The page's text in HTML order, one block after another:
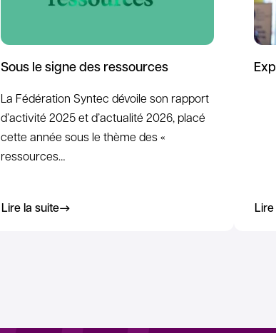
Sous le signe des ressources
La Fédération Syntec dévoile son rapport
d’activité 2025 et d’actualité 2026, placé
cette année sous le thème des «
ressources…
Lire la suite